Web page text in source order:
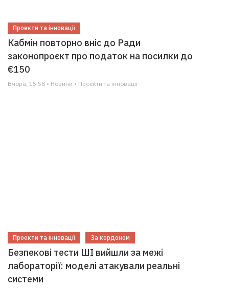
Проекти та інновації
Кабмін повторно вніс до Ради
законопроєкт про податок на посилки до
€150
Вчора, 15:58 • Новини • Проекти та інновації
Проекти та інновації За кордоном
Безпекові тести ШІ вийшли за межі
лабораторії: моделі атакували реальні
системи